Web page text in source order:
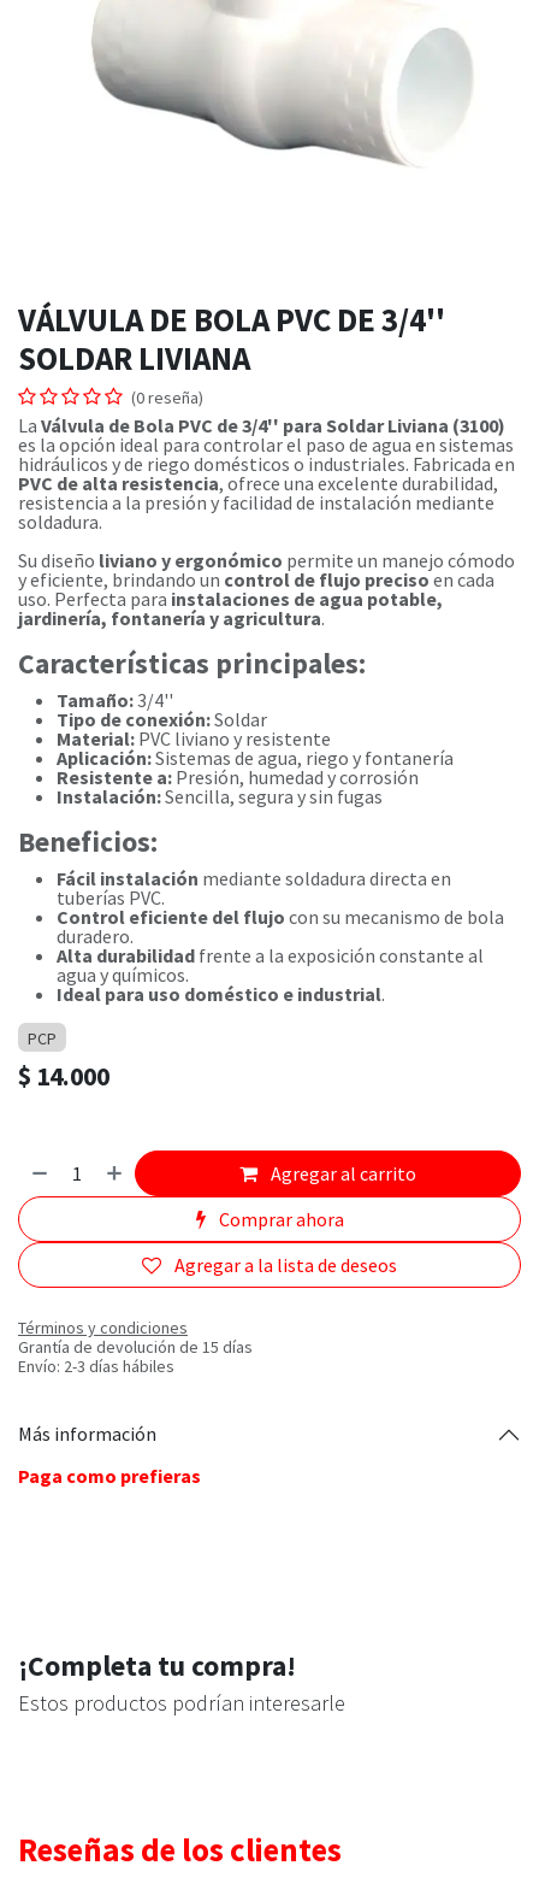
VÁLVULA DE BOLA PVC DE 3/4''
SOLDAR LIVIANA
(0 reseña)
La Válvula de Bola PVC de 3/4'' para Soldar Liviana (3100)
es la opción ideal para controlar el paso de agua en sistemas
hidráulicos y de riego domésticos o industriales. Fabricada en
PVC de alta resistencia, ofrece una excelente durabilidad,
resistencia a la presión y facilidad de instalación mediante
soldadura.
Su diseño liviano y ergonómico permite un manejo cómodo
y eficiente, brindando un control de flujo precisoen cada
uso. Perfecta para instalaciones de agua potable,
jardinería, fontanería y agricultura.
Características principales:
Tamaño:3/4''
Tipo de conexión:Soldar
Material: PVC liviano y resistente
Aplicación:Sistemas de agua, riego y fontanería
Resistente a: Presión, humedad y corrosión
Instalación:Sencilla, segura y sin fugas
Beneficios:
Fácil instalación mediante soldadura directa en
tuberías PVC.
Control eficiente del flujo con su mecanismo de bola
duradero.
Alta durabilidad frente a la exposición constante al
agua y químicos.
Ideal para uso doméstico e industrial.
PCP
$ 14.000
Agregar al carrito
Comprar ahora
Agregar a la lista de deseos
Términos y condiciones
Grantía de devolución de 15 días
Envío: 2-3 días hábiles
Más información
Paga como prefieras
¡Completa tu compra!
Estos productos podrían interesarle
Reseñas de los clientes